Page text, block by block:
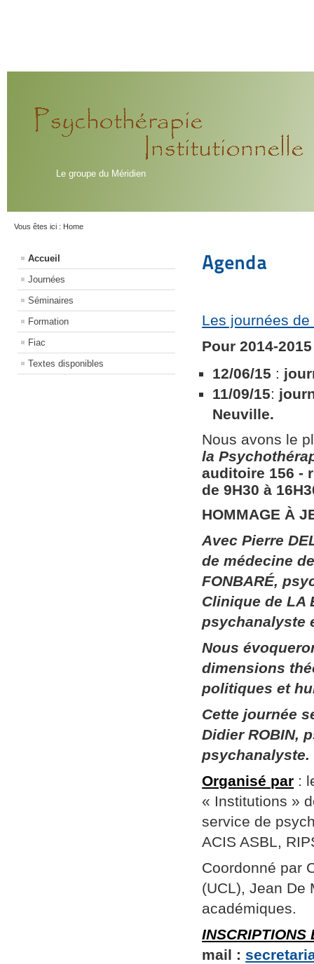
Le groupe du Méridien
Vous êtes ici : Home
Accueil
Journées
Séminaires
Formation
Fiac
Textes disponibles
Agenda
Les journées
Pour 2014-
12/06/15 :
11/09/15:
Neuville.
Nous avons le
la
auditoire 156​ ​-
de 9H30 à
HOMMAGE À
Avec Pierre
de médecine
FONBARÉ,
Clinique de LA
psychanalyste
Nous
dimensions
politiques et
Cette journée
Didier ROBIN,
psychanalyste.
Organisé par :
« Institutions »
service de
ACIS ASBL,
Coordonné par
(UCL), Jean De
académiques.
INSCRIPTIONS
mail :